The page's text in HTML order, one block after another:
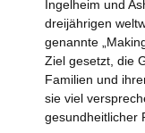
Ingelheim und
dreijährigen
genannte
Ziel gesetzt, die
Familien und
sie viel
gesundheitlicher